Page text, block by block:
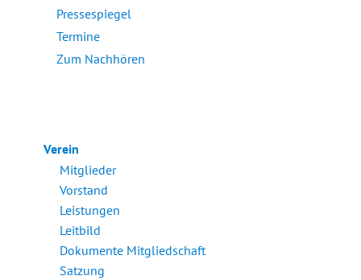
Pressespiegel
Termine
Zum Nachhören
Verein
Mitglieder
Vorstand
Leistungen
Leitbild
Dokumente Mitgliedschaft
Satzung